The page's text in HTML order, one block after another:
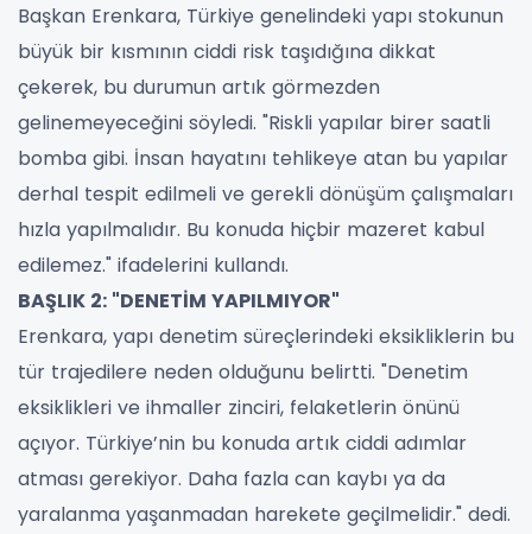
Başkan Erenkara, Türkiye genelindeki yapı stokunun
büyük bir kısmının ciddi risk taşıdığına dikkat
çekerek, bu durumun artık görmezden
gelinemeyeceğini söyledi. "Riskli yapılar birer saatli
bomba gibi. İnsan hayatını tehlikeye atan bu yapılar
derhal tespit edilmeli ve gerekli dönüşüm çalışmaları
hızla yapılmalıdır. Bu konuda hiçbir mazeret kabul
edilemez." ifadelerini kullandı.
BAŞLIK 2: "DENETİM YAPILMIYOR"
Erenkara, yapı denetim süreçlerindeki eksikliklerin bu
tür trajedilere neden olduğunu belirtti. "Denetim
eksiklikleri ve ihmaller zinciri, felaketlerin önünü
açıyor. Türkiye’nin bu konuda artık ciddi adımlar
atması gerekiyor. Daha fazla can kaybı ya da
yaralanma yaşanmadan harekete geçilmelidir." dedi.